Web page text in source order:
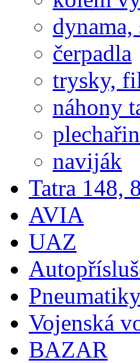
čerpadla
trysky,
náhony
naviják
Tatra 148,
AVIA
UAZ
Vojenská
BAZAR